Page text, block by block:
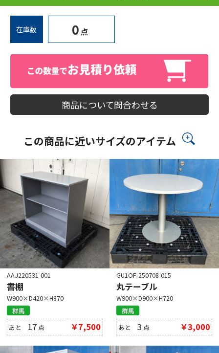
在庫数 0 点
商品について問合わせる
この商品に近いサイズのアイテム
AAJ220531-001
書棚
W900×D420×H870
群馬
あと 17 点 ￥7,500
GU1OF-250708-015
丸テーブル
W900×D900×H720
群馬
あと3 点 ￥3,000